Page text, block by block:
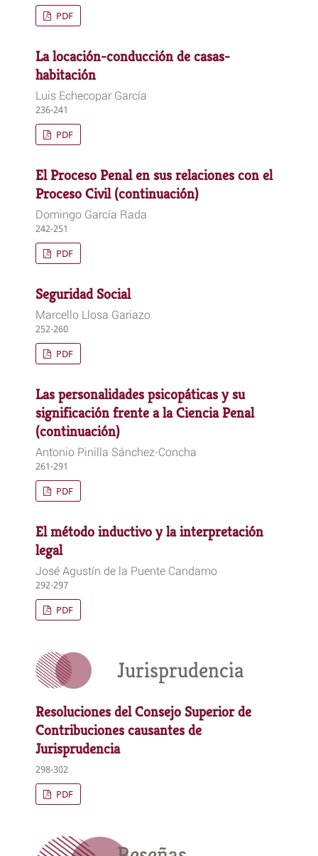
PDF
La locación-conducción de casas-
habitación
Luis Echecopar García
236-241
PDF
El Proceso Penal en sus relaciones con el
Proceso Civil (continuación)
Domingo García Rada
242-251
PDF
Seguridad Social
Marcello Llosa Gariazo
252-260
PDF
Las personalidades psicopáticas y su
significación frente a la Ciencia Penal
(continuación)
Antonio Pinilla Sánchez-Concha
261-291
PDF
El método inductivo y la interpretación
legal
José Agustín de la Puente Candamo
292-297
PDF
Jurisprudencia
Resoluciones del Consejo Superior de
Contribuciones causantes de
Jurisprudencia
298-302
PDF